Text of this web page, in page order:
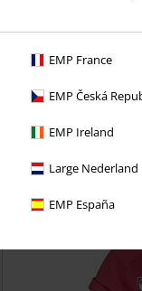
EMP France
EMP Česká
EMP Ireland
Large Nederland
EMP España
zkušební